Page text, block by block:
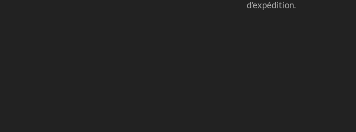
d'expédition.